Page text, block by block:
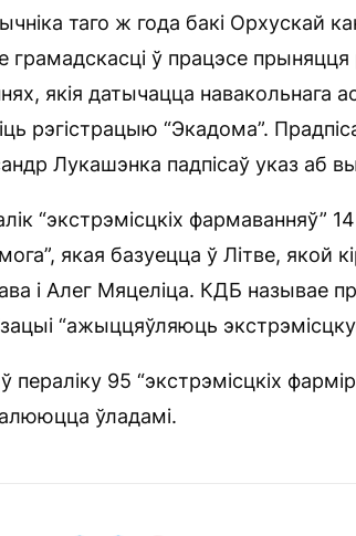
таго ж года бакі Орхускай
грамадскасці ў працэсе
якія датычацца навакольнага
рэгістрацыю “Экадома”.
Лукашэнка падпісаў указ аб
“экстрэмісцкіх фармаванняў”
якая базуецца ў Літве, якой
і Алег Мяцеліца. КДБ называе
“ажыццяўляюць
пераліку 95 “экстрэмісцкіх
ўладамі.